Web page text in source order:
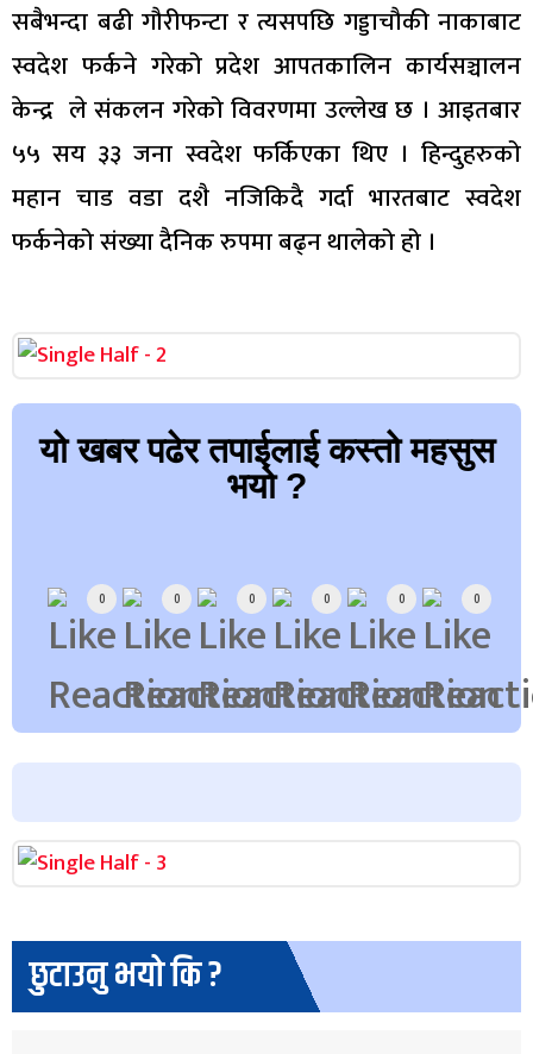
सबैभन्दा बढी गौरीफन्टा र त्यसपछि गड्डाचौकी नाकाबाट
स्वदेश फर्कने गरेको प्रदेश आपतकालिन कार्यसञ्चालन
केन्द्र ले संकलन गरेको विवरणमा उल्लेख छ । आइतबार
५५ सय ३३ जना स्वदेश फर्किएका थिए । हिन्दुहरुको
महान चाड वडा दशै नजिकिदै गर्दा भारतबाट स्वदेश
फर्कनेको संख्या दैनिक रुपमा बढ्न थालेको हो ।
यो खबर पढेर तपाईलाई कस्तो महसुस
भयो ?
0 0 0 0 0 0
छुटाउनु भयो कि ?